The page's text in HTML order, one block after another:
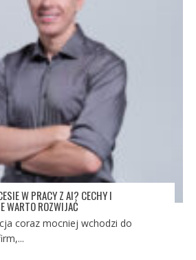
W PRACY Z AI? CECHY I
WARTO ROZWIJAĆ
coraz mocniej wchodzi do